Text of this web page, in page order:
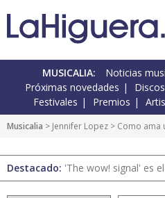
MUSICALIA: Noticias
Próximas novedades
Festivales
Premios
Musicalia > Jennifer Lopez > Como ama
Destacado: 'The wow! signal' es